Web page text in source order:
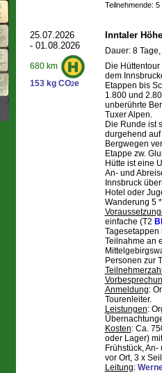
Teilnehmende:
25.07.2026
- 01.08.2026
680 km
153 kg CO2e
Inntaler
Dauer: 8
Die
dem
Etappen bis
1.800 und
unberührte
Tuxer Alpen.
Die Runde ist
durgehend
Bergwegen
Etappe zw.
Hütte ist eine
An- und
Innsbruck
Hotel oder
Wanderung 5
einfache (T2
Tagesetappen
Teilnahme an
Personen zur
Anmeldung:
Tourenleiter.
Leistungen:
Kosten: Ca.
oder Lager)
Frühstück,
vor Ort, 3 x
Leitung: